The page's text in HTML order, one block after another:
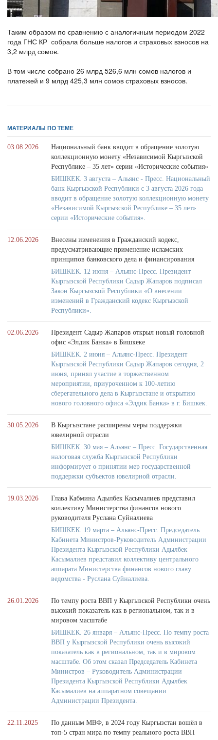
Таким образом по сравнению с аналогичным периодом 2022
года ГНС КР собрала больше налогов и страховых взносов на
3,2 млрд сомов.
В том числе собрано 26 млрд 526,6 млн сомов налогов и
платежей и 9 млрд 425,3 млн сомов страховых взносов.
МАТЕРИАЛЫ ПО ТЕМЕ
03.08.2026
Национальный банк вводит в обращение золотую
коллекционную монету «Независимой Кыргызской
Республике – 35 лет» серии «Исторические события»
БИШКЕК. 3 августа – Альянс - Пресс. Национальный
банк Кыргызской Республики с 3 августа 2026 года
вводит в обращение золотую коллекционную монету
«Независимой Кыргызской Республике – 35 лет»
серии «Исторические события».
12.06.2026
Внесены изменения в Гражданский кодекс,
предусматривающие применение исламских
принципов банковского дела и финансирования
БИШКЕК. 12 июня – Альянс-Пресс. Президент
Кыргызской Республики Садыр Жапаров подписал
Закон Кыргызской Республики «О внесении
изменений в Гражданский кодекс Кыргызской
Республики».
02.06.2026
Президент Садыр Жапаров открыл новый головной
офис «Элдик Банка» в Бишкеке
БИШКЕК. 2 июня – Альянс-Пресс. Президент
Кыргызской Республики Садыр Жапаров сегодня, 2
июня, принял участие в торжественном
мероприятии, приуроченном к 100-летию
сберегательного дела в Кыргызстане и открытию
нового головного офиса «Элдик Банка» в г. Бишкек.
30.05.2026
В Кыргызстане расширены меры поддержки
ювелирной отрасли
БИШКЕК. 30 мая – Альянс – Пресс. Государственная
налоговая служба Кыргызской Республики
информирует о принятии мер государственной
поддержки субъектов ювелирной отрасли.
19.03.2026
Глава Кабмина Адылбек Касымалиев представил
коллективу Министерства финансов нового
руководителя Руслана Суйналиева
БИШКЕК. 19 марта – Альянс-Пресс. Председатель
Кабинета Министров-Руководитель Администрации
Президента Кыргызской Республики Адылбек
Касымалиев представил коллективу центрального
аппарата Министерства финансов нового главу
ведомства - Руслана Суйналиева.
26.01.2026
По темпу роста ВВП у Кыргызской Республики очень
высокий показатель как в региональном, так и в
мировом масштабе
БИШКЕК. 26 января – Альянс-Пресс. По темпу роста
ВВП у Кыргызской Республики очень высокий
показатель как в региональном, так и в мировом
масштабе. Об этом сказал Председатель Кабинета
Министров – Руководитель Администрации
Президента Кыргызской Республики Адылбек
Касымалиев на аппаратном совещании
Администрации Президента.
22.11.2025
По данным МВФ, в 2024 году Кыргызстан вошёл в
топ-5 стран мира по темпу реального роста ВВП